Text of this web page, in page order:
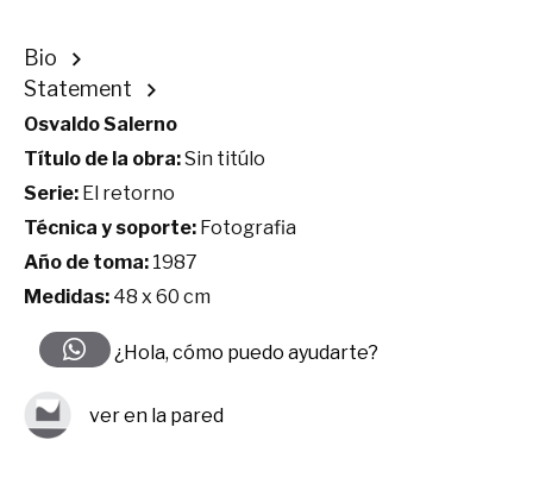
Bio
Statement
Osvaldo Salerno
Título de la obra:Sin titúlo
Serie: El retorno
Técnica y soporte: Fotografia
Año de toma: 1987
Medidas: 48 x 60 cm
¿Hola, cómo puedo ayudarte?
ver en la pared